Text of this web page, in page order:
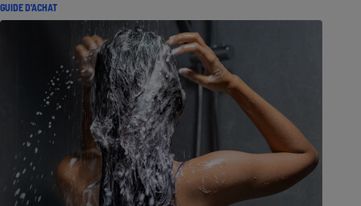
GUIDE D'ACHAT